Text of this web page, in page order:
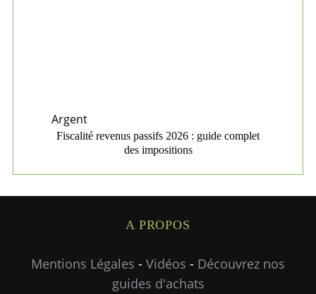
Argent
Fiscalité revenus passifs 2026 : guide complet
des impositions
A PROPOS
Mentions Légales - Vidéos - Découvrez nos
guides d'achats